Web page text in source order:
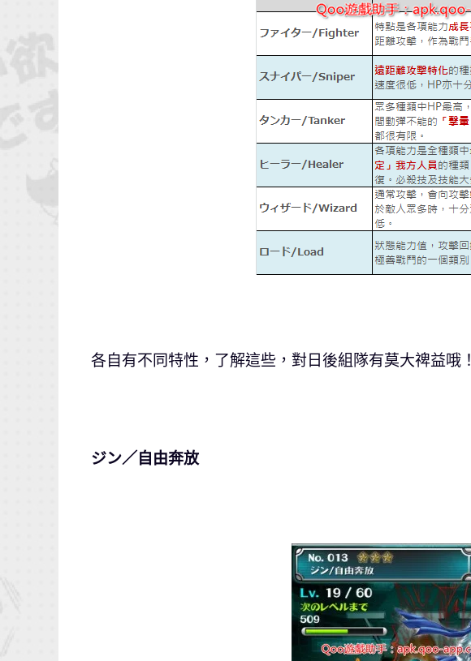
各自有不同特性，了解這些，對日後組隊有莫大禆益哦！
ジン／自由奔放